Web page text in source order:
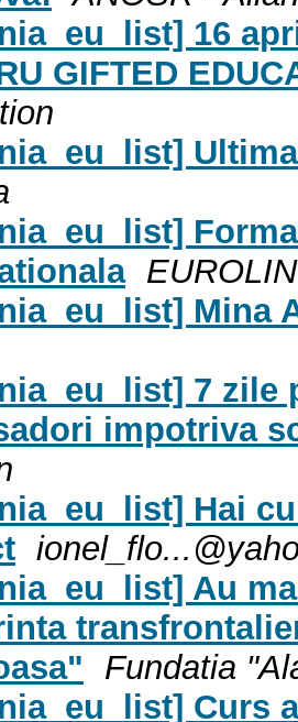
16
GIFTED
Mina
7
impotriva
Hai
Au
Fundatia
Curs